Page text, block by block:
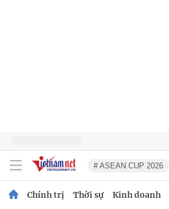
# ASEAN CUP 2026
Chính trị Thời sự Kinh doanh